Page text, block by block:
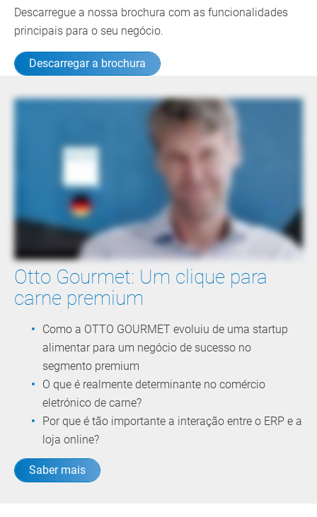
Descarregue a nossa brochura com as funcionalidades
principais para o seu negócio.
Descarregar a brochura
Otto Gourmet: Um clique para
carne premium
Como a OTTO GOURMET evoluiu de uma startup
alimentar para um negócio de sucesso no
segmento premium
O que é realmente determinante no comércio
eletrónico de carne?
Por que é tão importante a interação entre o ERP e a
loja online?
Saber mais